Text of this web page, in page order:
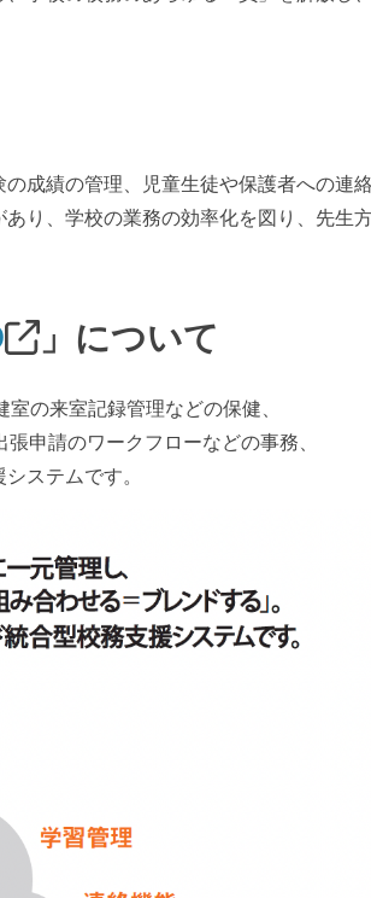
成績の管理、児童生徒や保護者への連
り、学校の業務の効率化を図り、先生
」について
の来室記録管理などの保健、
申請のワークフローなどの事務、
ステムです。